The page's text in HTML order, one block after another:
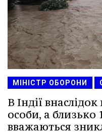
МІНІСТР ОБОРОНИ
В Індії
особи, а близько
вважаються